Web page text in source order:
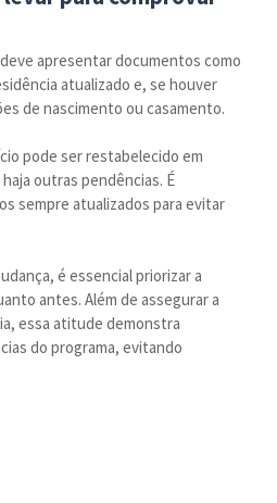
apresentar documentos como
atualizado e, se houver
de nascimento ou casamento.
pode ser restabelecido em
outras pendências. É
sempre atualizados para evitar
é essencial priorizar a
antes. Além de assegurar a
essa atitude demonstra
do programa, evitando